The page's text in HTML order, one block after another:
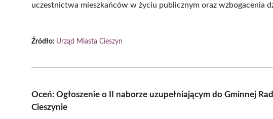
uczestnictwa mieszkańców w życiu publicznym oraz wzbogacenia
Źródło: Urząd Miasta Cieszyn
Oceń: Ogłoszenie o II naborze uzupełniającym do Gminnej
Cieszynie